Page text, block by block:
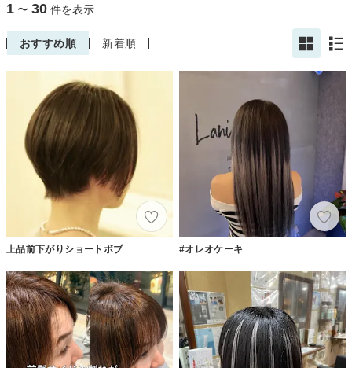
1 〜 30 件を表示
おすすめ順 新着順
上品前下がりショートボブ #オレオケーキ